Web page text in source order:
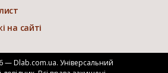
на сайті
— Dlab.com.ua. Універсальний